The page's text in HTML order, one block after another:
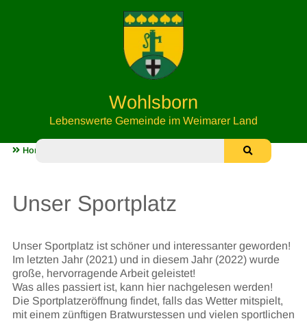
Wohlsborn
Lebenswerte Gemeinde im Weimarer Land
Home
Unser Sportplatz
Unser Sportplatz ist schöner und interessanter geworden!
Im letzten Jahr (2021) und in diesem Jahr (2022) wurde
große, hervorragende Arbeit geleistet!
Was alles passiert ist, kann hier nachgelesen werden!
Die Sportplatzeröffnung findet, falls das Wetter mitspielt,
mit einem zünftigen Bratwurstessen und vielen sportlichen